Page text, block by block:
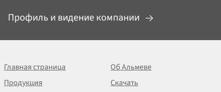
Профиль и видение компании
Главная страница
Об Альмеве
Продукция
Скачать